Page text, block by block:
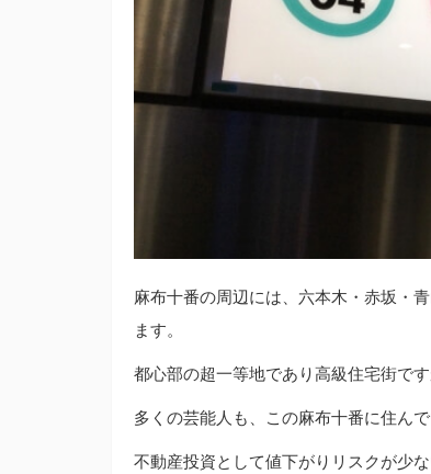
麻布十番の周辺には、六本木・赤坂・
ます。
都心部の超一等地であり高級住宅街で
多くの芸能人も、この麻布十番に住ん
不動産投資として値下がりリスクが少